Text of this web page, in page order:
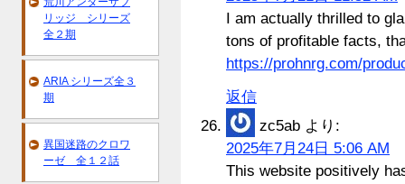
I am actually thrilled to
tons of profitable facts,
https://prohnrg.com/
返信
zc5ab より:
2025年7月24日 5:06 AM
This website positively
リッジ シリーズ
全２期
ARIA シリーズ全３
期
異国迷路のクロワ
ーゼ 全１２話